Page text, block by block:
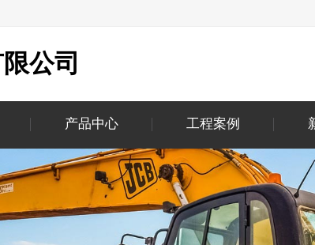
公司
产品中心 工程案例